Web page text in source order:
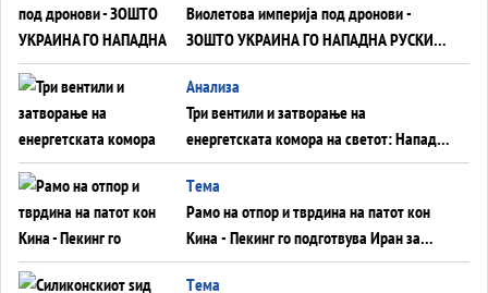
Виолетова империја под дронови -
ЗОШТО УКРАИНА ГО НАПАДНА РУСКИОТ
WILDBERRIES
Aнализа
Три вентили и затворање на
енергетската комора на светот: Нападот
во Суец најавува глобален енергетски
инфаркт?
Tема
Рамо на отпор и тврдина на патот кон
Кина - Пекинг го подготвува Иран за
американска копнена инвазија
Tема